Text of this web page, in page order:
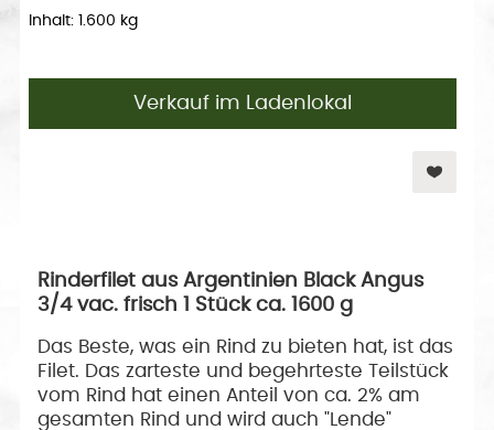
Inhalt: 1.600 kg
Verkauf im Ladenlokal
Rinderfilet aus Argentinien Black Angus
3/4 vac. frisch 1 Stück ca. 1600 g
Das Beste, was ein Rind zu bieten hat, ist das
Filet. Das zarteste und begehrteste Teilstück
vom Rind hat einen Anteil von ca. 2% am
gesamten Rind und wird auch "Lende"